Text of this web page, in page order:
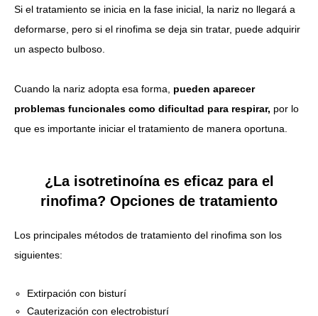
Si el tratamiento se inicia en la fase inicial, la nariz no llegará a
deformarse, pero si el rinofima se deja sin tratar, puede adquirir
un aspecto bulboso.
Cuando la nariz adopta esa forma, pueden aparecer
problemas funcionales como dificultad para respirar, por lo
que es importante iniciar el tratamiento de manera oportuna.
¿La isotretinoína es eficaz para el
rinofima? Opciones de tratamiento
Los principales métodos de tratamiento del rinofima son los
siguientes:
Extirpación con bisturí
Cauterización con electrobisturí